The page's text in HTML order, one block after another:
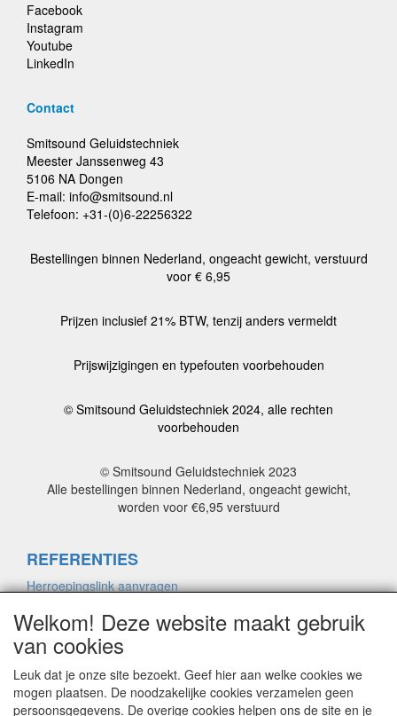
Facebook
Instagram
Youtube
LinkedIn
Contact
Smitsound Geluidstechniek
Meester Janssenweg 43
5106 NA Dongen
E-mail: info@smitsound.nl
Telefoon: +31-(0)6-22256322
Bestellingen binnen Nederland, ongeacht gewicht, verstuurd
voor € 6,95
Prijzen inclusief 21% BTW, tenzij anders vermeldt
Prijswijzigingen en typefouten voorbehouden
© Smitsound Geluidstechniek 2024, alle rechten
voorbehouden
© Smitsound Geluidstechniek 2023
Alle bestellingen binnen Nederland, ongeacht gewicht,
worden voor €6,95 verstuurd
REFERENTIES
Herroepingslink aanvragen
ALGEMENE VOORWAARDEN
Herroepingslink aanvragen
Welkom! Deze website maakt gebruik
van cookies
Leuk dat je onze site bezoekt. Geef hier aan welke cookies we
mogen plaatsen. De noodzakelijke cookies verzamelen geen
persoonsgegevens. De overige cookies helpen ons de site en je